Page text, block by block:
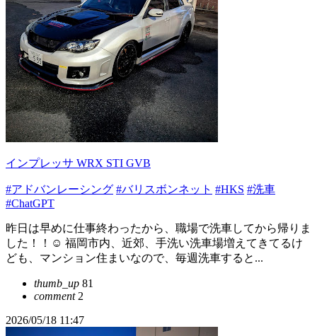
インプレッサ WRX STI GVB
#アドバンレーシング #バリスボンネット #HKS #洗車
#ChatGPT
昨日は早めに仕事終わったから、職場で洗車してから帰りま
した！！☺️ 福岡市内、近郊、手洗い洗車場増えてきてるけ
ども、マンション住まいなので、毎週洗車すると...
thumb_up 81
comment2
2026/05/18 11:47